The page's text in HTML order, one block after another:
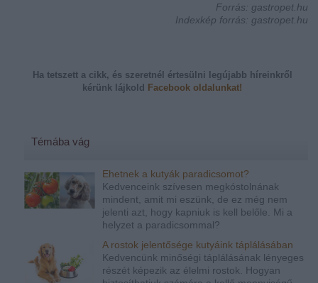
Forrás: gastropet.hu
Indexkép forrás: gastropet.hu
Ha tetszett a cikk, és szeretnél értesülni legújabb híreinkről
kérünk
lájkold Facebook oldalunkat!
Témába vág
Ehetnek a kutyák paradicsomot?
Kedvenceink szívesen megkóstolnának
mindent, amit mi eszünk, de ez még nem
jelenti azt, hogy kapniuk is kell belőle. Mi a
helyzet a paradicsommal?
A rostok jelentősége kutyáink táplálásában
Kedvencünk minőségi táplálásának lényeges
részét képezik az élelmi rostok. Hogyan